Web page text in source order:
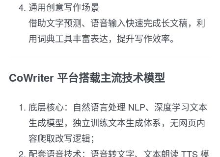
通用创意写作场景
借助文字预测、语音输入快速完成长文稿，利
用词典工具丰富表达，提升写作效率。
CoWriter 平台搭载主流技术模型
底层核心：自然语言处理 NLP、深度学习文本
生成模型，独立训练文本生成体系，无网页内
容爬取改写逻辑；
配套语音技术：语音转文字、文本朗读 TTS 模